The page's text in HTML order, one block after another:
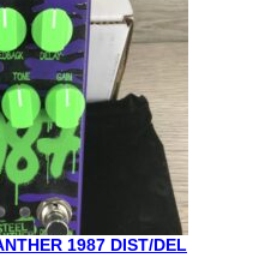
1987 DIST/DEL